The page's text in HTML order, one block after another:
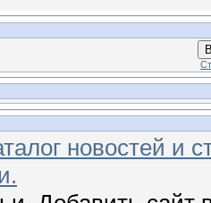
новостей и